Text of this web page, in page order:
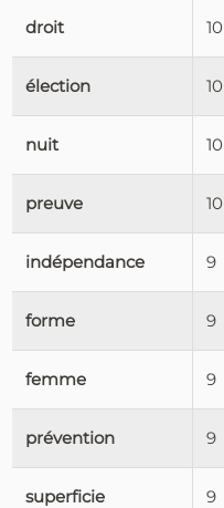
droit 10
élection 10
nuit 10
preuve 10
indépendance 9
forme 9
femme 9
prévention 9
superficie 9